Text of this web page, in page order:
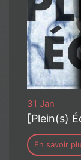
31 Jan
[Plein(s)
En savoir